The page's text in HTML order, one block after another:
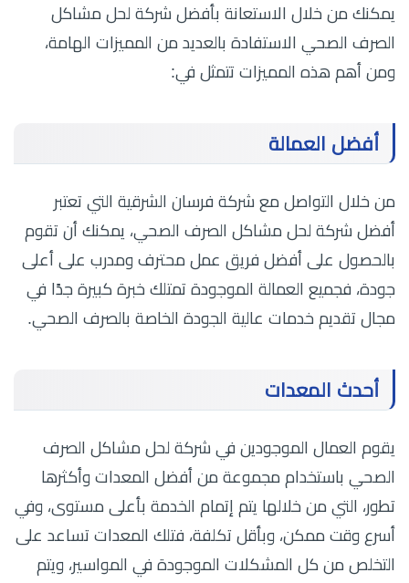
يمكنك من خلال الاستعانة بأفضل شركة لحل مشاكل
الصرف الصحي الاستفادة بالعديد من المميزات الهامة،
ومن أهم هذه المميزات تتمثل في:
أفضل العمالة
من خلال التواصل مع شركة فرسان الشرقية التي تعتبر
أفضل شركة لحل مشاكل الصرف الصحي، يمكنك أن تقوم
بالحصول على أفضل فريق عمل محترف ومدرب على أعلى
جودة، فجميع العمالة الموجودة تمتلك خبرة كبيرة جدًا في
مجال تقديم خدمات عالية الجودة الخاصة بالصرف الصحي.
أحدث المعدات
يقوم العمال الموجودين في شركة لحل مشاكل الصرف
الصحي باستخدام مجموعة من أفضل المعدات وأكثرها
تطور، التي من خلالها يتم إتمام الخدمة بأعلى مستوى، وفي
أسرع وقت ممكن، وبأقل تكلفة، فتلك المعدات تساعد على
التخلص من كل المشكلات الموجودة في المواسير، ويتم